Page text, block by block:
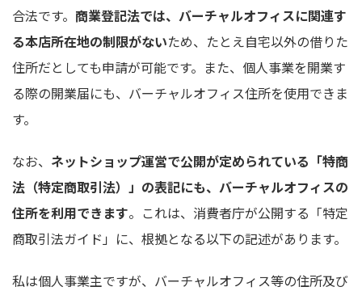
合法です。 商業登記法では、バーチャルオフィスに関連す
る本店所在地の制限がないため、たとえ自宅以外の借りた
住所だとしても申請が可能です。また、個人事業を開業す
る際の開業届にも、バーチャルオフィス住所を使用できま
す。
なお、 ネットショップ運営で公開が定められている「特商
法（特定商取引法）」の表記にも、バーチャルオフィスの
住所を利用できます。これは、消費者庁が公開する「特定
商取引法ガイド」に、根拠となる以下の記述があります。
私は個人事業主ですが、バーチャルオフィス等の住所及び